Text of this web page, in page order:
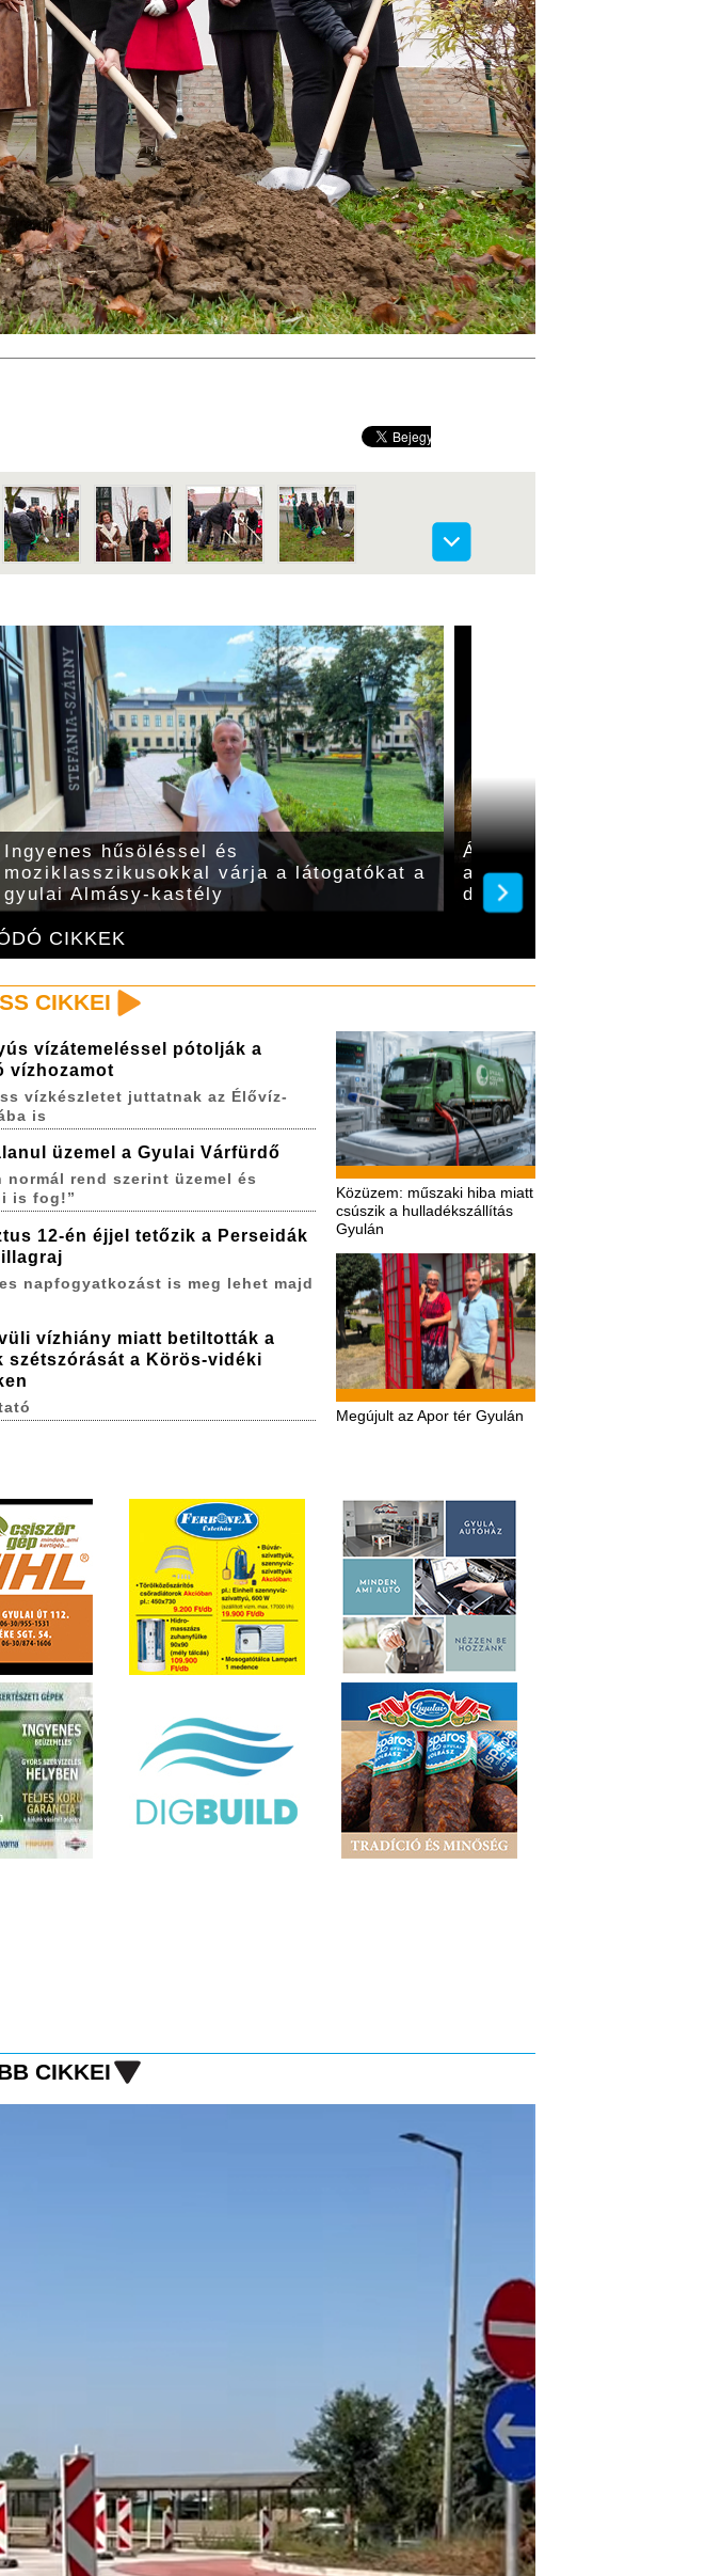
CIKKEK
Nem zárnak be a gyulai óvodák és
bölcsődék a hőségriadó alatt
Gyulán egyelőre nincs
vízkorlátozásra
CIKKEI
Közüzem: műszaki hiba miatt
csúszik a hulladékszállítás
Gyulán
Megújult az Apor tér Gyulán
vízátemeléssel pótolják a
vízhozamot
vízkészletet juttatnak az Élővíz-
is
üzemel a Gyulai Várfürdő
normál rend szerint üzemel és
is fog!”
12-én éjjel tetőzik a Perseidák
napfogyatkozást is meg lehet majd
vízhiány miatt betiltották a
szétszórását a Körös-vidéki
CIKKEI